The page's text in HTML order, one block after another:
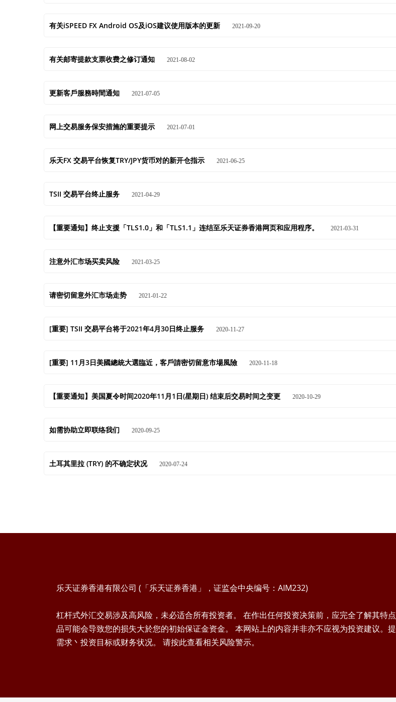
有关iSPEED FX Android OS及iOS建议使用版本的更新 2021-09-20
有关邮寄提款支票收费之修订通知 2021-08-02
更新客戶服務時間通知 2021-07-05
网上交易服务保安措施的重要提示 2021-07-01
乐天FX 交易平台恢复TRY/JPY货币对的新开仓指示 2021-06-25
TSII 交易平台终止服务 2021-04-29
【重要通知】终止支援「TLS1.0」和「TLS1.1」连结至乐天证券香港网页和应用程序。 2021-03-31
注意外汇市场买卖风险 2021-03-25
请密切留意外汇市场走势 2021-01-22
[重要] TSII 交易平台将于2021年4月30日终止服务 2020-11-27
[重要] 11月3日美國總統大選臨近，客戶請密切留意市場風險 2020-11-18
【重要通知】美国夏令时间2020年11月1日(星期日) 结束后交易时间之变更 2020-10-29
如需协助立即联络我们 2020-09-25
土耳其里拉 (TRY) 的不确定状况 2020-07-24
乐天证券香港有限公司 (「乐天证券香港」，证监会中央编号：AIM232)
杠杆式外汇交易涉及高风险，未必适合所有投资者。 在作出任何投资决策前，应完全了解其特
品可能会导致您的损失大於您的初始保证金资金。 本网站上的内容并非亦不应视为投资建议。
需求丶投资目标或财务状况。 请按此查看相关风险警示。